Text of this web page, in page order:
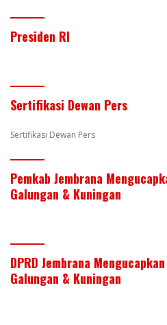
er
e
itt
er
k
Presiden RI
Sertifikasi Dewan Pers
Sertifikasi Dewan Pers
Pemkab Jembrana
Galungan & Kuningan
DPRD Jembrana
Galungan & Kuningan